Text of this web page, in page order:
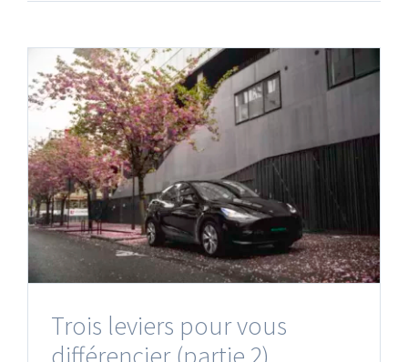
Trois leviers pour vous
différencier (partie 2)